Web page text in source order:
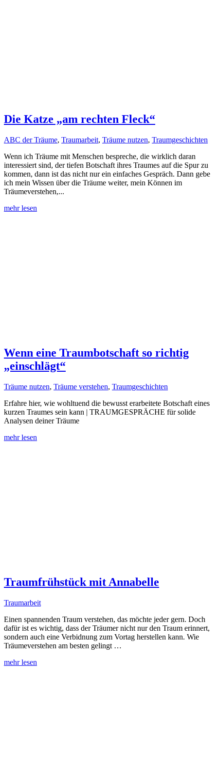
Die Katze „am rechten Fleck“
ABC der Träume, Traumarbeit, Träume nutzen, Traumgeschichten
Wenn ich Träume mit Menschen bespreche, die wirklich daran
interessiert sind, der tiefen Botschaft ihres Traumes auf die Spur zu
kommen, dann ist das nicht nur ein einfaches Gespräch. Dann gebe
ich mein Wissen über die Träume weiter, mein Können im
Träumeverstehen,...
mehr lesen
Wenn eine Traumbotschaft so richtig
„einschlägt“
Träume nutzen, Träume verstehen, Traumgeschichten
Erfahre hier, wie wohltuend die bewusst erarbeitete Botschaft eines
kurzen Traumes sein kann | TRAUMGESPRÄCHE für solide
Analysen deiner Träume
mehr lesen
Traumfrühstück mit Annabelle
Traumarbeit
Einen spannenden Traum verstehen, das möchte jeder gern. Doch
dafür ist es wichtig, dass der Träumer nicht nur den Traum erinnert,
sondern auch eine Verbidnung zum Vortag herstellen kann. Wie
Träumeverstehen am besten gelingt …
mehr lesen